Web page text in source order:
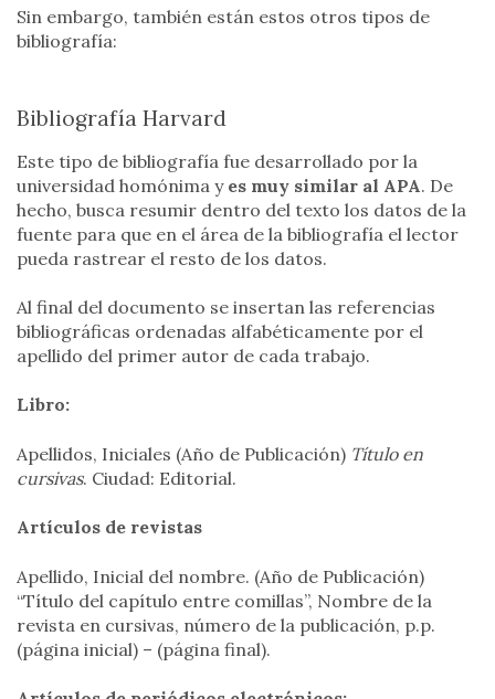
Sin embargo, también están estos otros tipos de
bibliografía:
Bibliografía Harvard
Este tipo de bibliografía fue desarrollado por la
universidad homónima y es muy similar al APA. De
hecho, busca resumir dentro del texto los datos de la
fuente para que en el área de la bibliografía el lector
pueda rastrear el resto de los datos.
Al final del documento se insertan las referencias
bibliográficas ordenadas alfabéticamente por el
apellido del primer autor de cada trabajo.
Libro:
Apellidos, Iniciales (Año de Publicación) Título en
cursivas. Ciudad: Editorial.
Artículos de revistas
Apellido, Inicial del nombre. (Año de Publicación)
“Título del capítulo entre comillas”, Nombre de la
revista en cursivas, número de la publicación, p.p.
(página inicial) – (página final).